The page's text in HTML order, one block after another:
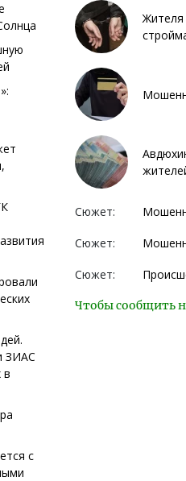
ЗИАС
в
с
Жителя
Сюжет:
Сюжет:
Сюжет:
Чтобы сообщить